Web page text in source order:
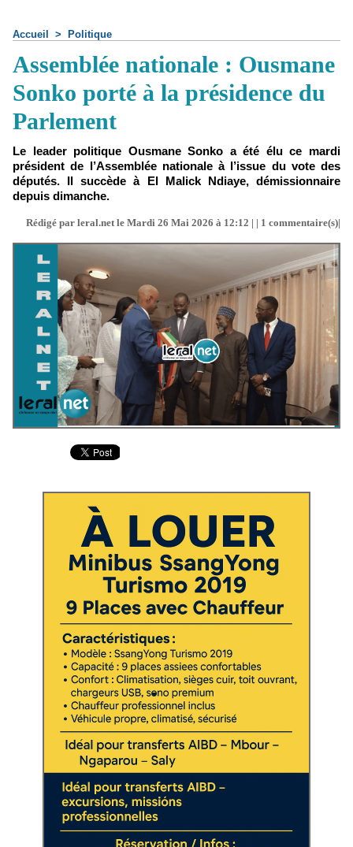
Accueil > Politique
Assemblée nationale : Ousmane
Sonko porté à la présidence du
Parlement
Le leader politique Ousmane Sonko a été élu ce mardi
président de l’Assemblée nationale à l’issue du vote des
députés. Il succède à El Malick Ndiaye, démissionnaire
depuis dimanche.
Rédigé par leral.net le Mardi 26 Mai 2026 à 12:12 | | 1 commentaire(s)|